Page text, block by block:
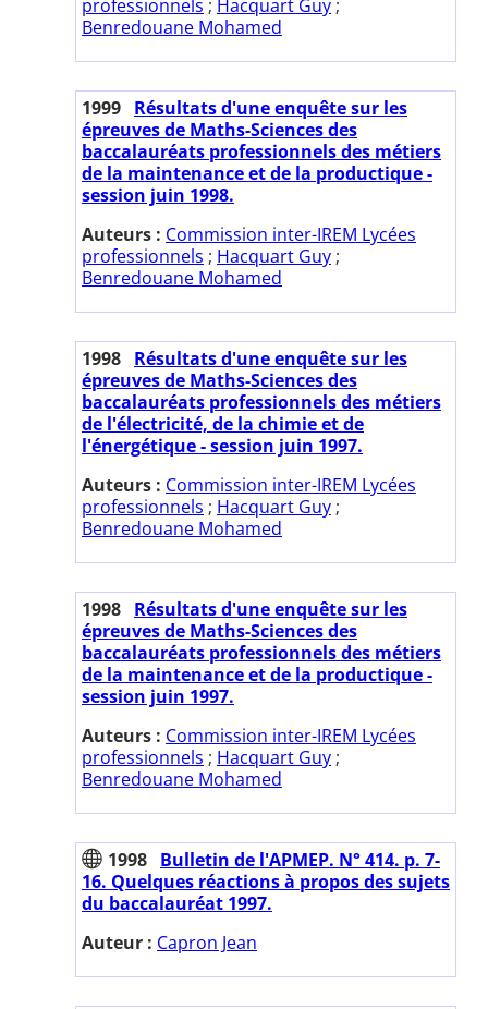
professionnels ; Hacquart Guy ;
Benredouane Mohamed
1999 Résultats d'une enquête sur les
épreuves de Maths-Sciences des
baccalauréats professionnels des métiers
de la maintenance et de la productique -
session juin 1998.
Auteurs : Commission inter-IREM Lycées
professionnels ; Hacquart Guy ;
Benredouane Mohamed
1998 Résultats d'une enquête sur les
épreuves de Maths-Sciences des
baccalauréats professionnels des métiers
de l'électricité, de la chimie et de
l'énergétique - session juin 1997.
Auteurs : Commission inter-IREM Lycées
professionnels ; Hacquart Guy ;
Benredouane Mohamed
1998 Résultats d'une enquête sur les
épreuves de Maths-Sciences des
baccalauréats professionnels des métiers
de la maintenance et de la productique -
session juin 1997.
Auteurs : Commission inter-IREM Lycées
professionnels ; Hacquart Guy ;
Benredouane Mohamed
1998 Bulletin de l'APMEP. N° 414. p. 7-
16. Quelques réactions à propos des sujets
du baccalauréat 1997.
Auteur : Capron Jean